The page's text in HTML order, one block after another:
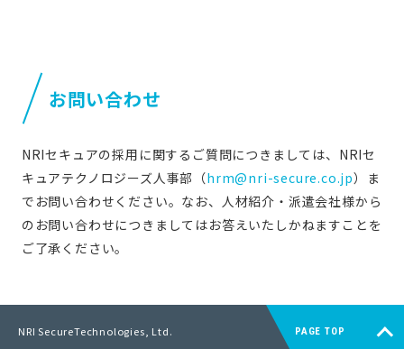
お問い合わせ
NRIセキュアの採用に関するご質問につきましては、NRIセ
キュアテクノロジーズ人事部（hrm@nri-secure.co.jp）ま
でお問い合わせください。なお、人材紹介・派遣会社様から
のお問い合わせにつきましてはお答えいたしかねますことを
ご了承ください。
NRI SecureTechnologies, Ltd. PAGE TOP